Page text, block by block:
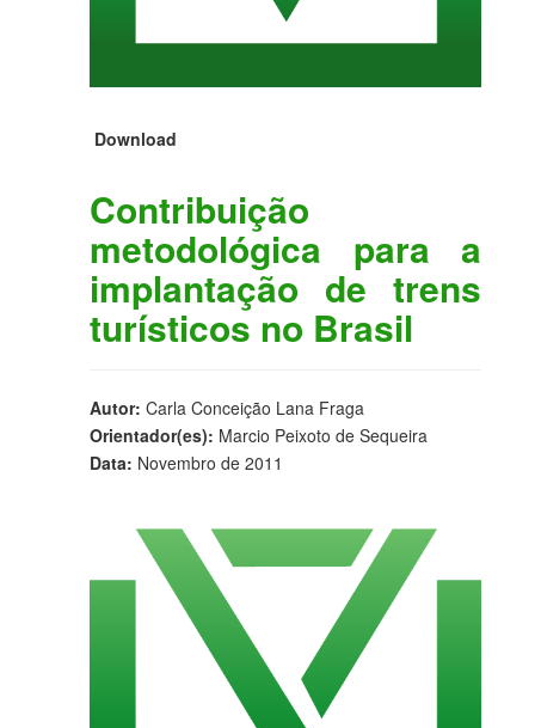
Download
Contribuição
metodológica para a
implantação de trens
turísticos no Brasil
Autor: Carla Conceição Lana Fraga
Orientador(es): Marcio Peixoto de Sequeira
Data: Novembro de 2011